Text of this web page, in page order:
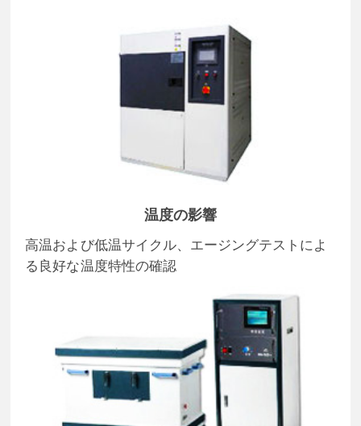
温度の影響
高温および低温サイクル、エージングテストによ
る良好な温度特性の確認